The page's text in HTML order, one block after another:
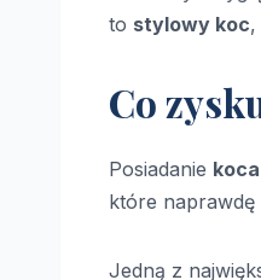
to stylowy koc,
Co
Posiadanie
które naprawdę
Jedną z